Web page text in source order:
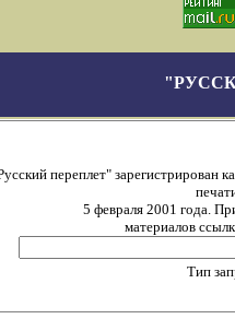
переплет" зарегистрирован
5 февраля 2001 года.
материалов
Тип